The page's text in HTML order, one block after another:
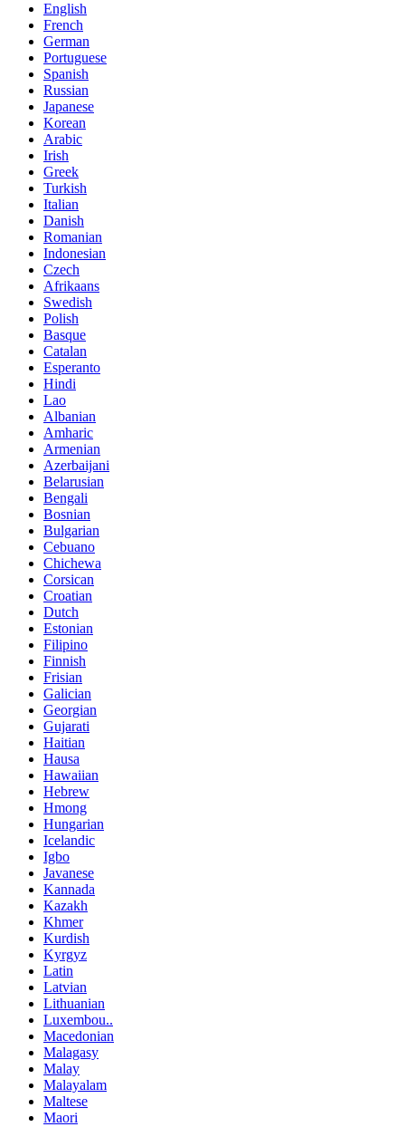
English
French
German
Portuguese
Spanish
Russian
Japanese
Korean
Arabic
Irish
Greek
Turkish
Italian
Danish
Romanian
Indonesian
Czech
Afrikaans
Swedish
Polish
Basque
Catalan
Esperanto
Hindi
Lao
Albanian
Amharic
Armenian
Azerbaijani
Belarusian
Bengali
Bosnian
Bulgarian
Cebuano
Chichewa
Corsican
Croatian
Dutch
Estonian
Filipino
Finnish
Frisian
Galician
Georgian
Gujarati
Haitian
Hausa
Hawaiian
Hebrew
Hmong
Hungarian
Icelandic
Igbo
Javanese
Kannada
Kazakh
Khmer
Kurdish
Kyrgyz
Latin
Latvian
Lithuanian
Luxembou..
Macedonian
Malagasy
Malay
Malayalam
Maltese
Maori